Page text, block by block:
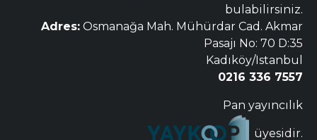
bulabilirsiniz.
Adres: Osmanağa Mah. Mühürdar Cad. Akmar
Pasajı No: 70 D:35
Kadıköy/Istanbul
0216 336 7557
Pan yayıncılık
üyesidir.